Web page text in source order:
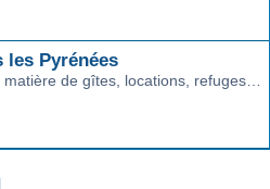
les Pyrénées
de gîtes, locations, refuges…